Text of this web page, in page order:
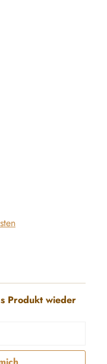
Produkt wieder